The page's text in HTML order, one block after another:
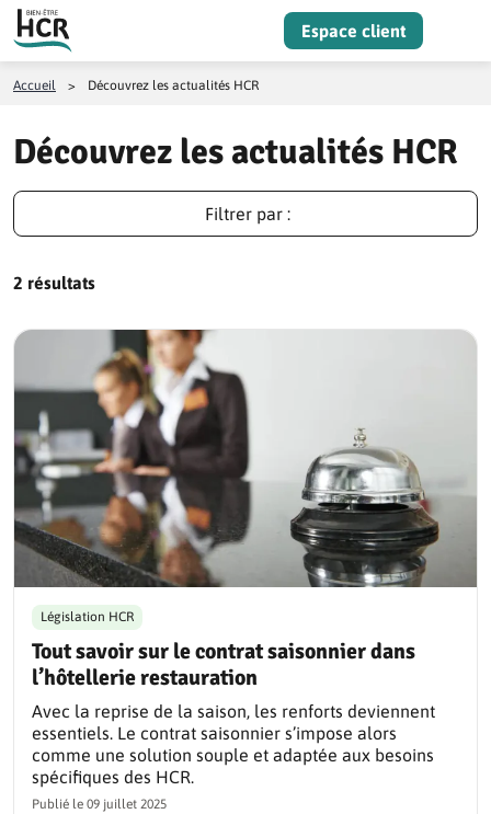
Aller au contenu
Espace client
Accueil > Découvrez les actualités HCR
Découvrez les actualités HCR
Filtrer par :
2 résultats
Tout savoir sur le contrat saisonnier dans
l’hôtellerie restauration
Législation HCR
Avec la reprise de la saison, les renforts deviennent
essentiels. Le contrat saisonnier s’impose alors
comme une solution souple et adaptée aux besoins
spécifiques des HCR.
Publié le 09 juillet 2025